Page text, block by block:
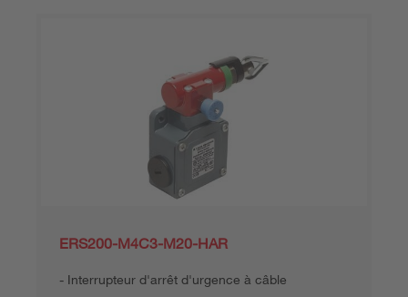
ERS200-M4C3-M20-HAR
Interrupteur d'arrêt d'urgence à câble